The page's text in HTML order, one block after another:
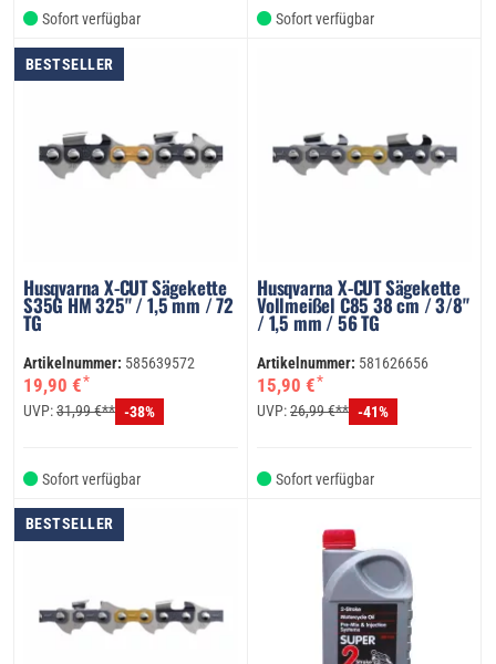
Sofort verfügbar Sofort verfügbar
BESTSELLER
Husqvarna X-CUT Sägekette
S35G HM 325" / 1,5 mm / 72
TG
Artikelnummer: 585639572
19,90 €*
UVP:31,99 €** -38%
Sofort verfügbar
Husqvarna X-CUT Sägekette
Vollmeißel C85 38 cm / 3/8"
/ 1,5 mm / 56 TG
Artikelnummer: 581626656
15,90 €*
UVP:26,99 €** -41%
Sofort verfügbar
BESTSELLER